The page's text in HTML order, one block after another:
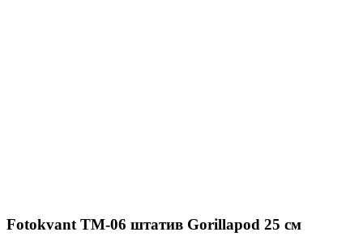
Fotokvant TM-06 штатив Gorillapod 25 см